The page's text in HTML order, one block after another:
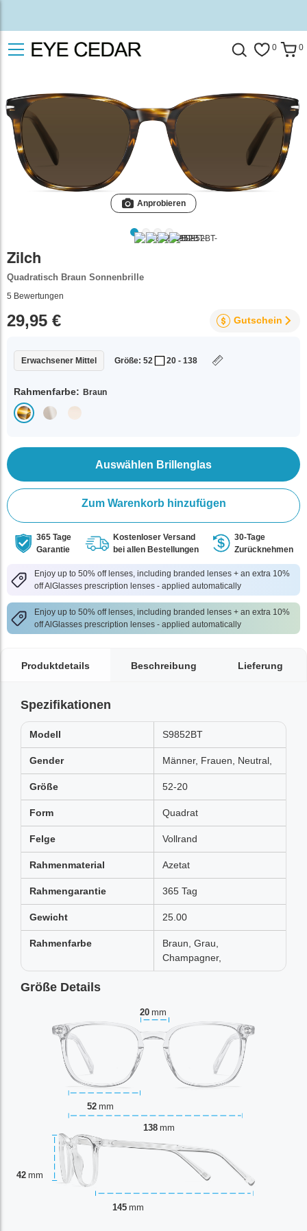
0 0
Anprobieren
Zilch
Quadratisch Braun Sonnenbrille
5 Bewertungen
29,95 € Gutschein
Erwachsener Mittel Größe: 52 20 - 138
Rahmenfarbe: Braun
Auswählen Brillenglas
Zum Warenkorb hinzufügen
365 Tage
Garantie
Kostenloser Versand
bei allen Bestellungen
30-Tage
Zurücknehmen
Enjoy up to 50% off lenses, including branded lenses + an extra 10%
off AlGlasses prescription lenses - applied automatically
Enjoy up to 50% off lenses, including branded lenses + an extra 10%
off AlGlasses prescription lenses - applied automatically
Produktdetails Beschreibung Lieferung
Spezifikationen
Modell S9852BT
Gender Männer, Frauen, Neutral,
Größe 52-20
Form Quadrat
Felge Vollrand
Rahmenmaterial Azetat
Rahmengarantie 365 Tag
Gewicht 25.00
Rahmenfarbe
Braun, Grau,
Champagner,
Größe Details
20 mm
52 mm
42 mm
138 mm
145 mm